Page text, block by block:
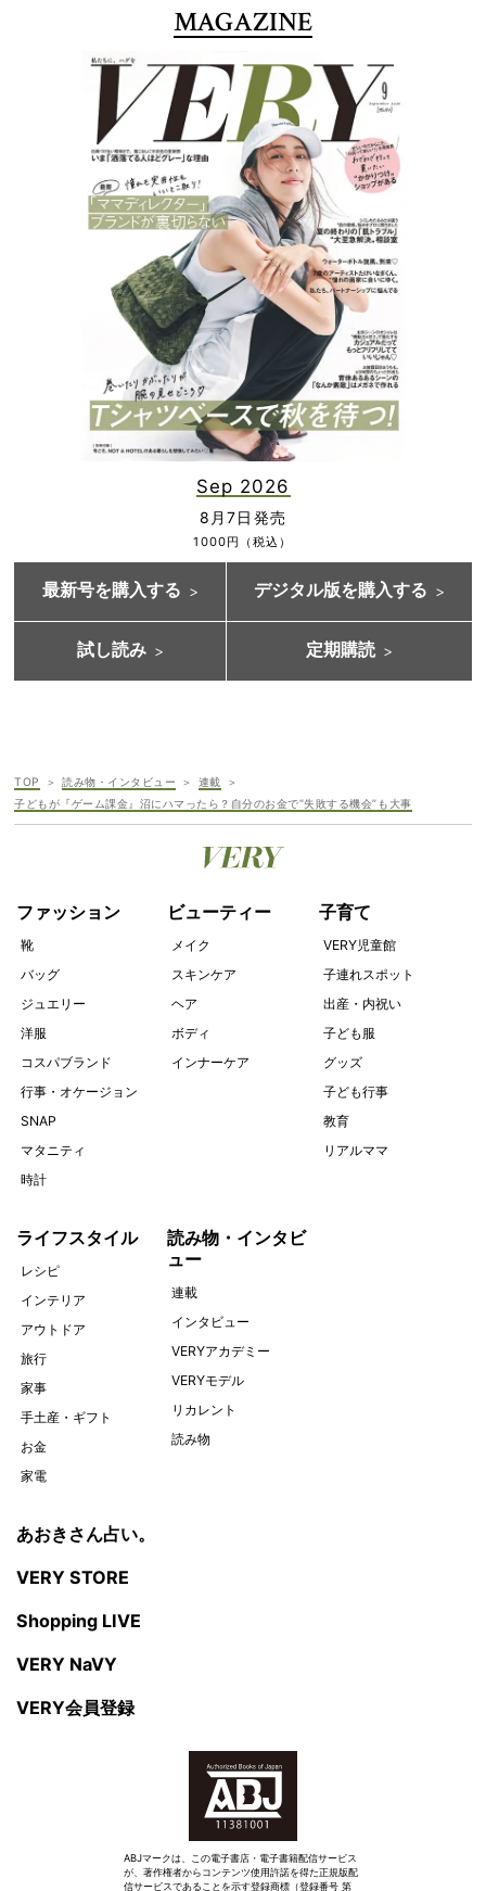
MAGAZINE
Sep 2026
8月7日発売
1000円（税込）
最新号を購入する デジタル版を購入する
試し読み 定期購読
TOP 読み物・インタビュー
連載
子どもが『ゲーム課金』沼にハマったら？自分のお金で“失敗する機会”も大事
ファッション
靴
バッグ
ジュエリー
洋服
コスパブランド
行事・オケージョン
SNAP
マタニティ
時計
ビューティー
メイク
スキンケア
ヘア
ボディ
インナーケア
子育て
VERY児童館
子連れスポット
出産・内祝い
子ども服
グッズ
子ども行事
教育
リアルママ
ライフスタイル
レシピ
インテリア
アウトドア
旅行
家事
手土産・ギフト
お金
家電
読み物・インタビ
ュー
連載
インタビュー
VERYアカデミー
VERYモデル
リカレント
読み物
あおきさん占い。
VERY STORE
Shopping LIVE
VERY NaVY
VERY会員登録
ABJマークは、この電子書店・電子書籍配信サービス
が、著作権者からコンテンツ使用許諾を得た正規版配
信サービスであることを示す登録商標（登録番号 第